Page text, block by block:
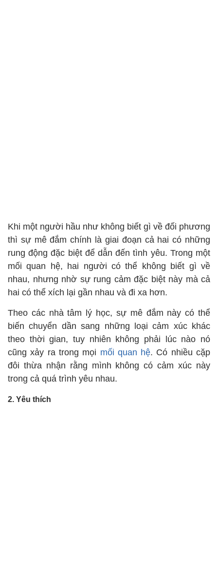
Khi một người hầu như không biết gì về đối phương
thì sự mê đắm chính là giai đoạn cả hai có những
rung động đặc biệt để dẫn đến tình yêu. Trong một
mối quan hệ, hai người có thể không biết gì về
nhau, nhưng nhờ sự rung cảm đặc biệt này mà cả
hai có thể xích lại gần nhau và đi xa hơn.
Theo các nhà tâm lý học, sự mê đắm này có thể
biến chuyển dần sang những loại cảm xúc khác
theo thời gian, tuy nhiên không phải lúc nào nó
cũng xảy ra trong mọi mối quan hệ. Có nhiều cặp
đôi thừa nhận rằng mình không có cảm xúc này
trong cả quá trình yêu nhau.
2. Yêu thích